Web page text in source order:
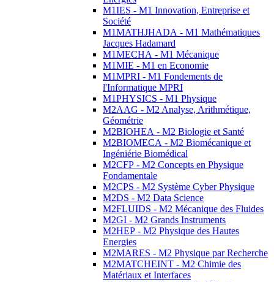
M1IES - M1 Innovation, Entreprise et
Société
M1MATHJHADA - M1 Mathématiques
Jacques Hadamard
M1MECHA - M1 Mécanique
M1MIE - M1 en Economie
M1MPRI - M1 Fondements de
l'Informatique MPRI
M1PHYSICS - M1 Physique
M2AAG - M2 Analyse, Arithmétique,
Géométrie
M2BIOHEA - M2 Biologie et Santé
M2BIOMECA - M2 Biomécanique et
Ingéniérie Biomédical
M2CFP - M2 Concepts en Physique
Fondamentale
M2CPS - M2 Système Cyber Physique
M2DS - M2 Data Science
M2FLUIDS - M2 Mécanique des Fluides
M2GI - M2 Grands Instruments
M2HEP - M2 Physique des Hautes
Energies
M2MARES - M2 Physique par Recherche
M2MATCHEINT - M2 Chimie des
Matériaux et Interfaces